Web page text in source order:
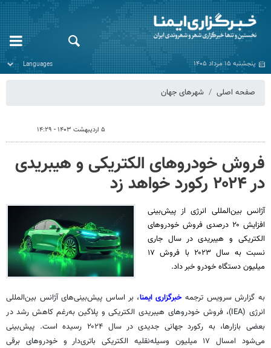
پنجشنبه ۱۵ مرداد ۱۴۰۵
صفحه اصلی شهرهای جهان
۵ اردیبهشت ۱۴۰۳ - ۱۴:۲۹
فروش خودروهای الکتریکی و هیبریدی
در ۲۰۲۴ رکورد خواهد زد
آژانس بین‌المللی انرژی از پیش‌بینی
افزایش ۲۰ درصدی فروش خودروهای
الکتریکی و هیبریدی در سال جاری
نسبت به سال ۲۰۲۳ با فروش ۱۷
میلیون دستگاه خودرو خبر داد.
به گزارش سرویس ترجمه خبرگزاری ایمنا، بر اساس پیش‌بینی‌های آژانس بین‌المللی
انرژی (IEA)، فروش خودروهای هیبریدی الکتریکی و
پلاگین به‌رغم کاهش رشد در
بعضی بازارها، به رکورد جهانی جدیدی در سال ۲۰۲۴ رسیده است. پیش‌بینی
می‌شود امسال ۱۷ میلیون وسیله‌نقلیه الکتریکی باتری‌دار و خودروهای برقی